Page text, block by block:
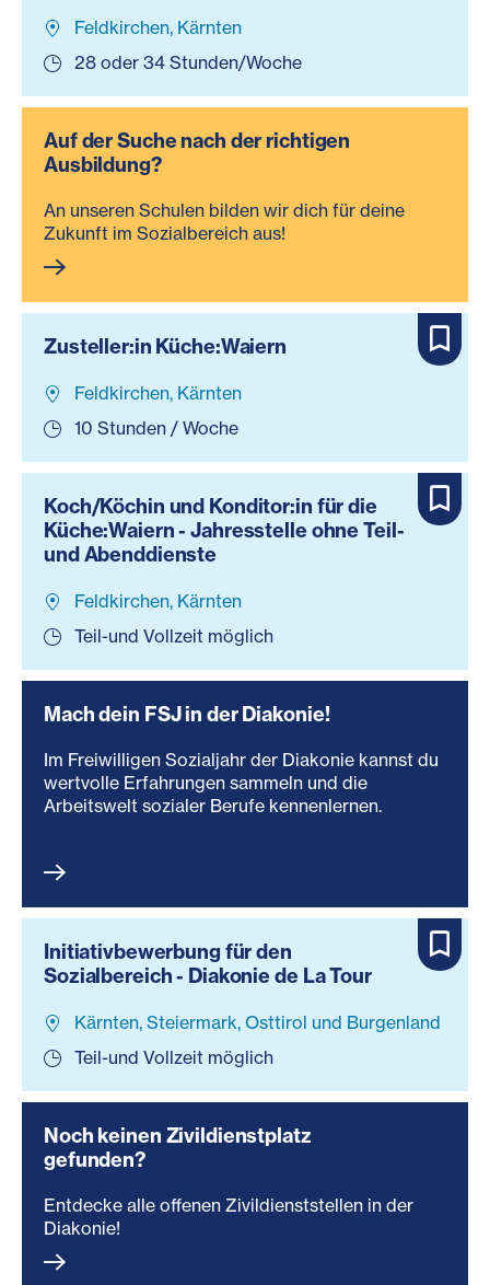
Feldkirchen, Kärnten
28 oder 34 Stunden/Woche
Auf der Suche nach der richtigen
Ausbildung?
An unseren Schulen bilden wir dich für deine
Zukunft im Sozialbereich aus!
Zusteller:in Küche:Waiern
Feldkirchen, Kärnten
10 Stunden / Woche
Koch/Köchin und Konditor:in für die
Küche:Waiern - Jahresstelle ohne Teil-
und Abenddienste
Feldkirchen, Kärnten
Teil-und Vollzeit möglich
Mach dein FSJ in der Diakonie!
Im Freiwilligen Sozialjahr der Diakonie kannst du
wertvolle Erfahrungen sammeln und die
Arbeitswelt sozialer Berufe kennenlernen.
Initiativbewerbung für den
Sozialbereich - Diakonie de La Tour
Kärnten, Steiermark, Osttirol und Burgenland
Teil-und Vollzeit möglich
Noch keinen Zivildienstplatz
gefunden?
Entdecke alle offenen Zivildienststellen in der
Diakonie!